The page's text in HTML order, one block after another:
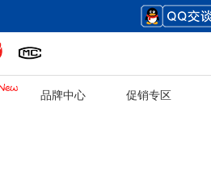
品牌中心 促销专区